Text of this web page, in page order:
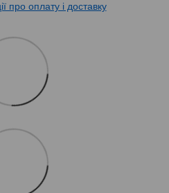
про оплату і доставку